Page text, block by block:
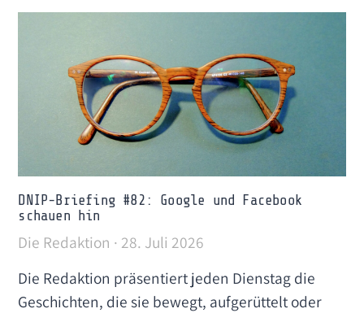
DNIP-Briefing #82: Google und Facebook
schauen hin
Die Redaktion
28. Juli 2026
Die Redaktion präsentiert jeden Dienstag die
Geschichten, die sie bewegt, aufgerüttelt oder